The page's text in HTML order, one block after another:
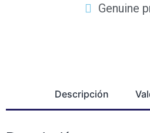
Genuine
Descripción